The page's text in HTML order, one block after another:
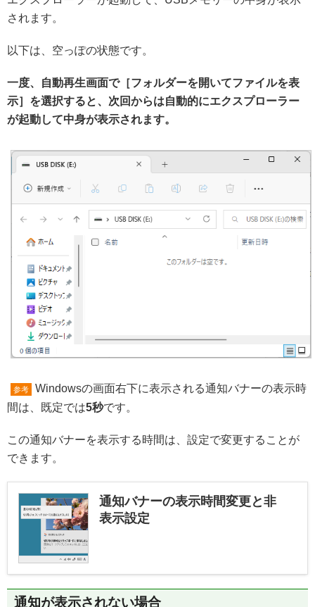
されます。
以下は、空っぽの状態です。
一度、自動再生画面で［フォルダーを開いてファイルを表
示］を選択すると、次回からは自動的にエクスプローラー
が起動して中身が表示されます。
参考
Windowsの画面右下に表示される通知バナーの表示時
間は、既定では5秒です。
この通知バナーを表示する時間は、設定で変更することが
できます。
通知バナーの表示時間変更と非
表示設定
通知が表示されない場合